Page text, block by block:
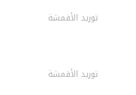
توريد الأقمشة
توريد الأقمشة